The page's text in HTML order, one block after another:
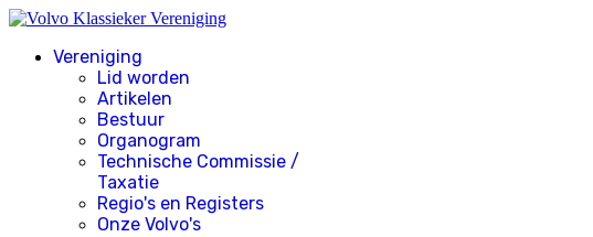
Vereniging
Lid worden
Artikelen
Bestuur
Organogram
Technische Commissie /
Taxatie
Regio's en Registers
Onze Volvo's